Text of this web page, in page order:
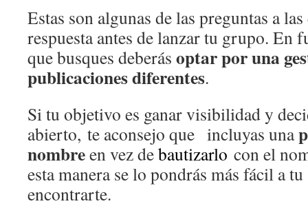
Estas son algunas de las preguntas a
respuesta antes de lanzar tu grupo. En
que busques deberás optar por una
publicaciones diferentes.
Si tu objetivo es ganar visibilidad y
abierto, te aconsejo que incluyas una
nombreen vez debautizarlo con el
esta manera se lo pondrás más fácil a
encontrarte.